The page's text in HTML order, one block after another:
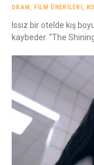
DRAM, FILM ÖNERILERI,
Issız bir otelde kış
kaybeder. “The